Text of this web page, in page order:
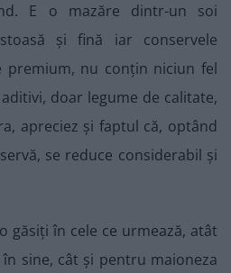
E o mazăre dintr-un soi
și fină iar conservele
premium, nu conțin niciun fel
doar legume de calitate,
apreciez și faptul că, optând
se reduce considerabil și
găsiți în cele ce urmează, atât
sine, cât și pentru maioneza